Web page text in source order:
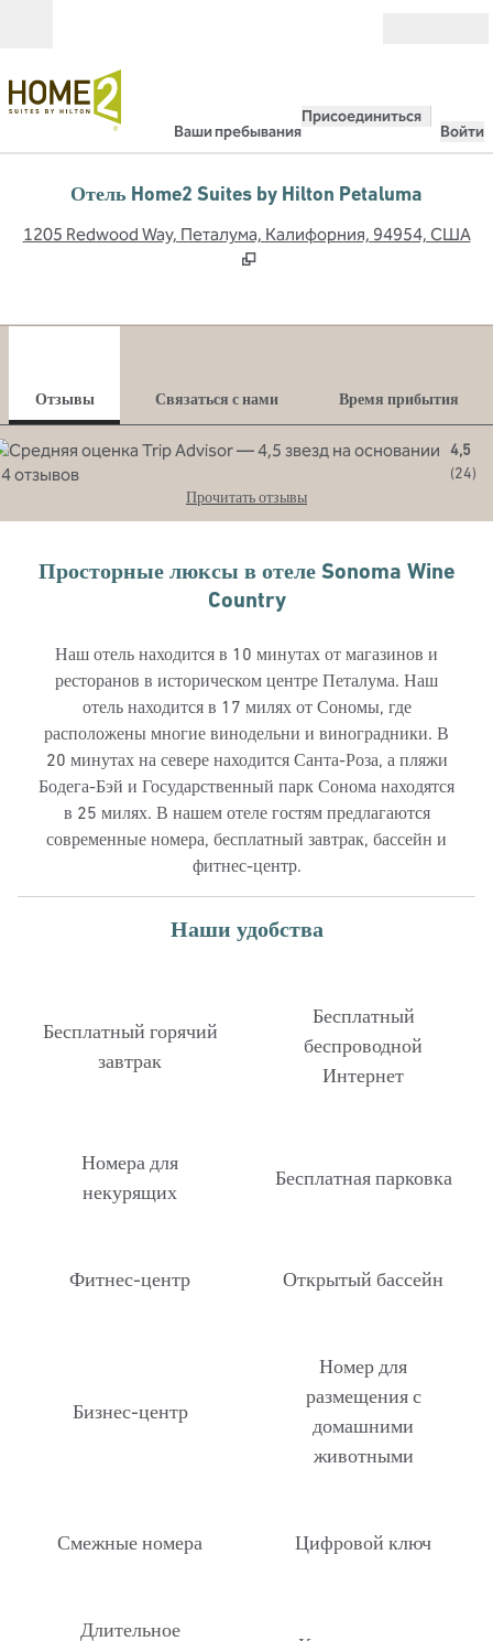
Ваши пребывания
Присоединиться
Войти
Отель Home2 Suites by Hilton Petaluma
1205 Redwood Way, Петалума, Калифорния, 94954, США
Отзывы Связаться с нами
Время прибытия
4,5
(24)
Прочитать отзывы
Просторные люксы в отеле Sonoma Wine
Country
Наш отель находится в 10 минутах от магазинов и
ресторанов в историческом центре Петалума. Наш
отель находится в 17 милях от Сономы, где
расположены многие винодельни и виноградники. В
20 минутах на севере находится Санта-Роза, а пляжи
Бодега-Бэй и Государственный парк Сонома находятся
в 25 милях. В нашем отеле гостям предлагаются
современные номера, бесплатный завтрак, бассейн и
фитнес-центр.
Наши удобства
Бесплатный горячий
завтрак
Бесплатный
беспроводной
Интернет
Номера для
некурящих
Бесплатная парковка
Фитнес-центр Открытый бассейн
Бизнес-центр
Номер для
размещения с
домашними
животными
Смежные номера Цифровой ключ
Длительное